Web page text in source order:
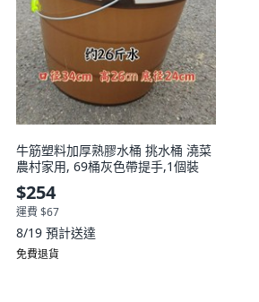
牛筋塑料加厚熟膠水桶 挑水桶 澆菜
農村家用, 69桶灰色帶提手,1個裝
$254
運費 $67
8/19 預計送達
免費退貨